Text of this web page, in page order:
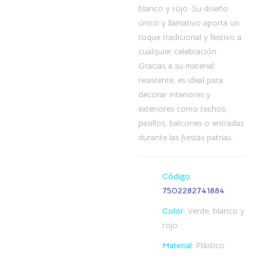
blanco y rojo. Su diseño
único y llamativo aporta un
toque tradicional y festivo a
cualquier celebración.
Gracias a su material
resistente, es ideal para
decorar interiores y
exteriores como techos,
pasillos, balcones o entradas
durante las fiestas patrias.
Código:
7502282741884
Color: Verde, blanco y
rojo.
Material: Plástico